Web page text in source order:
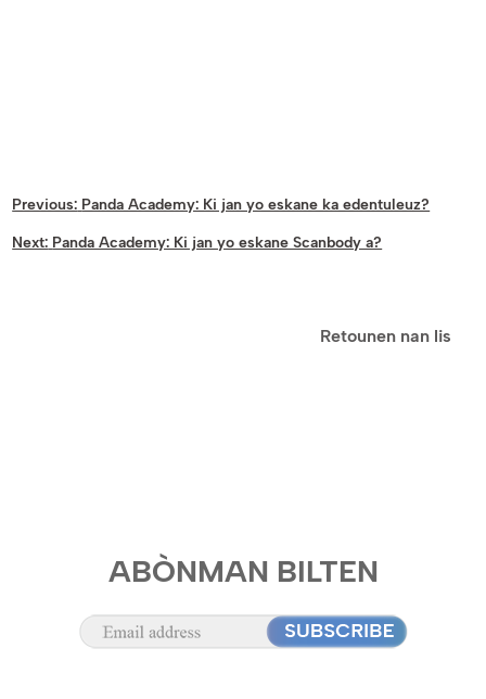
Previous: Panda Academy: Ki jan yo eskane ka edentuleuz?
Next: Panda Academy: Ki jan yo eskane Scanbody a?
Retounen nan lis
ABÒNMAN BILTEN